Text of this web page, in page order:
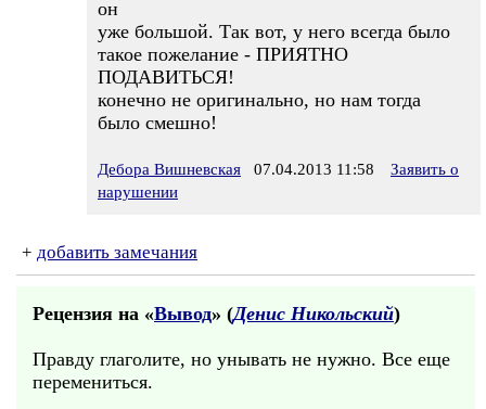
он
уже большой. Так вот, у него всегда было
такое пожелание - ПРИЯТНО
ПОДАВИТЬСЯ!
конечно не оригинально, но нам тогда
было смешно!
Дебора Вишневская 07.04.2013 11:58
Заявить о
нарушении
+ добавить замечания
Рецензия на «Вывод» (Денис Никольский)
Правду глаголите, но унывать не нужно. Все еще
перемениться.